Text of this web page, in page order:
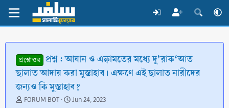
প্রশ্নোত্তর প্রশ্ন : আযান ও এক্বামতের মধ্যে দু’রাক‘আত
ছালাত আদায় করা মুস্তাহাব। এক্ষণে এই ছালাত নারীদের
জন্যও কি মুস্তাহাব?
TFORUM BOT
SJun 24, 2023